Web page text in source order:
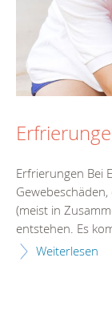
Erfrierungen Bei
(meist in
entstehen. Es
Weiterlesen